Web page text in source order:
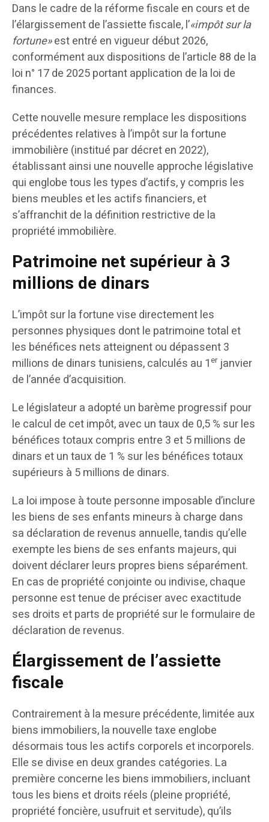
Dans le cadre de la réforme fiscale en cours et de
l’élargissement de l’assiette fiscale, l’«impôt sur la
fortune»est entré en vigueur début 2026,
conformément aux dispositions de l’article 88 de la
loi n° 17 de 2025 portant application de la loi de
finances.
Cette nouvelle mesure remplace les dispositions
précédentes relatives à l’impôt sur la fortune
immobilière (institué par décret en 2022),
établissant ainsi une nouvelle approche législative
qui englobe tous les types d’actifs, y compris les
biens meubles et les actifs financiers, et
s’affranchit de la définition restrictive de la
propriété immobilière.
Patrimoine net supérieur à 3
millions de dinars
L’impôt sur la fortune vise directement les
personnes physiques dont le patrimoine total et
les bénéfices nets atteignent ou dépassent 3
millions de dinars tunisiens, calculés au 1erjanvier
de l’année d’acquisition.
Le législateur a adopté un barème progressif pour
le calcul de cet impôt, avec un taux de 0,5 % sur les
bénéfices totaux compris entre 3 et 5 millions de
dinars et un taux de 1 % sur les bénéfices totaux
supérieurs à 5 millions de dinars.
La loi impose à toute personne imposable d’inclure
les biens de ses enfants mineurs à charge dans
sa déclaration de revenus annuelle, tandis qu’elle
exempte les biens de ses enfants majeurs, qui
doivent déclarer leurs propres biens séparément.
En cas de propriété conjointe ou indivise, chaque
personne est tenue de préciser avec exactitude
ses droits et parts de propriété sur le formulaire de
déclaration de revenus.
Élargissement de l’assiette
fiscale
Contrairement à la mesure précédente, limitée aux
biens immobiliers, la nouvelle taxe englobe
désormais tous les actifs corporels et incorporels.
Elle se divise en deux grandes catégories. La
première concerne les biens immobiliers, incluant
tous les biens et droits réels (pleine propriété,
propriété foncière, usufruit et servitude), qu’ils